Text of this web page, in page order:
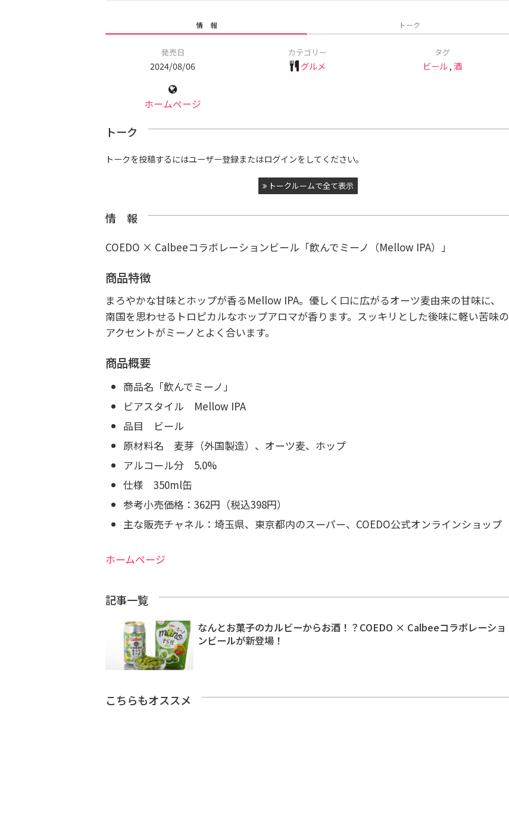
情 報 トーク
発売日
2024/08/06
カテゴリー
グルメ
タグ
ビール,酒
ホームページ
トーク
トークを投稿するにはユーザー登録またはログインをしてください。
トークルームで全て表示
情 報
COEDO × Calbeeコラボレーションビール「飲んでミーノ（Mellow IPA） 」
商品特徴
まろやかな甘味とホップが香るMellow IPA。優しく口に広がるオーツ麦由来の甘味に、
南国を思わせるトロピカルなホップアロマが香ります。スッキリとした後味に軽い苦味の
アクセントがミーノとよく合います。
商品概要
商品名「飲んでミーノ」
ビアスタイル Mellow IPA
品目 ビール
原材料名 麦芽（外国製造）、オーツ麦、ホップ
アルコール分 5.0%
仕様 350ml缶
参考小売価格：362円（税込398円）
主な販売チャネル：埼玉県、東京都内のスーパー、COEDO公式オンラインショップ
ホームページ
記事一覧
なんとお菓子のカルビーからお酒！？COEDO × Calbeeコラボレーショ
ンビールが新登場！
こちらもオススメ